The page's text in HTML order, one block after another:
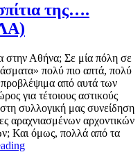
της….
στην Αθήνα; Σε μία πόλη σε
πολύ πιο απτά, πολύ
από αυτά των
για τέτοιους αστικούς
συλλογική μας συνείδηση
αραχνιασμένων αρχοντικών
Και όμως, πολλά από τα